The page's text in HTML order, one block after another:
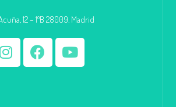
12 – 1ºB 28009. Madrid